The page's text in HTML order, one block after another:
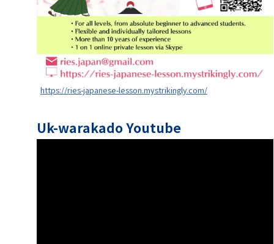
https://ries-japanese-lesson.mystrikingly.com/
Uk-warakado Youtube